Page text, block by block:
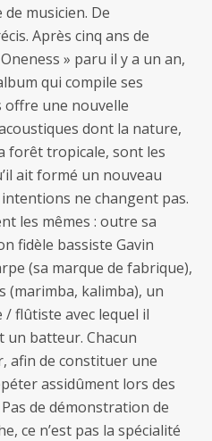
musicien. De
Après cinq ans de
» paru il y a un an,
qui compile ses
offre une nouvelle
dont la nature,
forêt tropicale, sont les
ait formé un nouveau
ne changent pas.
les mêmes : outre sa
fidèle bassiste Gavin
(sa marque de fabrique),
(marimba, kalimba), un
flûtiste avec lequel il
batteur. Chacun
afin de constituer une
assidûment lors des
de démonstration de
ce n’est pas la spécialité